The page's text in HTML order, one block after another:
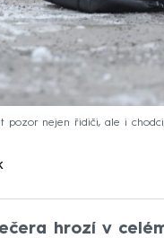
pozor nejen řidiči, ale i
hrozí v